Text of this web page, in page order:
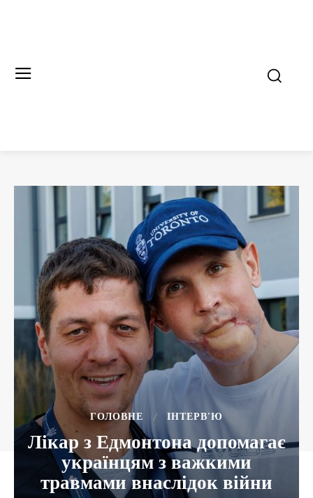
ГОЛОВНЕ ІНТЕРВ'Ю
Лікар з Едмонтона допомагає
українцям з важкими
травмами внаслідок війни